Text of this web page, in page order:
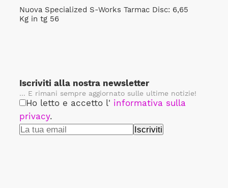
Nuova Specialized S-Works Tarmac Disc: 6,65
Kg in tg 56
Iscriviti alla nostra newsletter
... E rimani sempre aggiornato sulle ultime notizie!
Ho letto e accetto l' informativa sulla
privacy.